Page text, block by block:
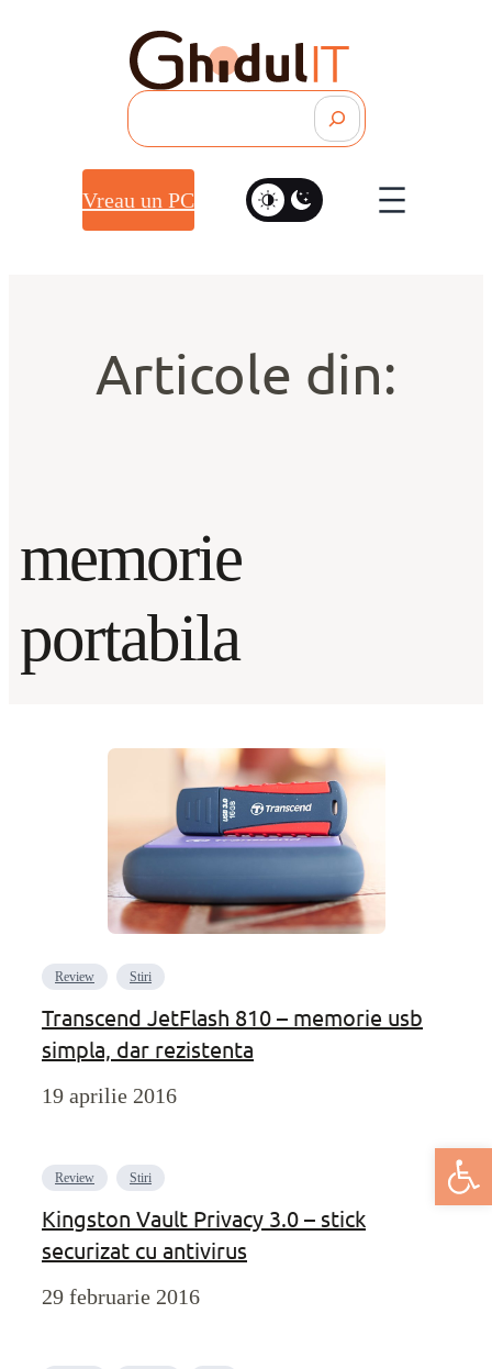
Deschide
Vreau un PC
Articole din:
memorie
portabila
Review Stiri
Transcend JetFlash 810 – memorie usb
simpla, dar rezistenta
19 aprilie 2016
Review Stiri
Kingston Vault Privacy 3.0 – stick
securizat cu antivirus
29 februarie 2016